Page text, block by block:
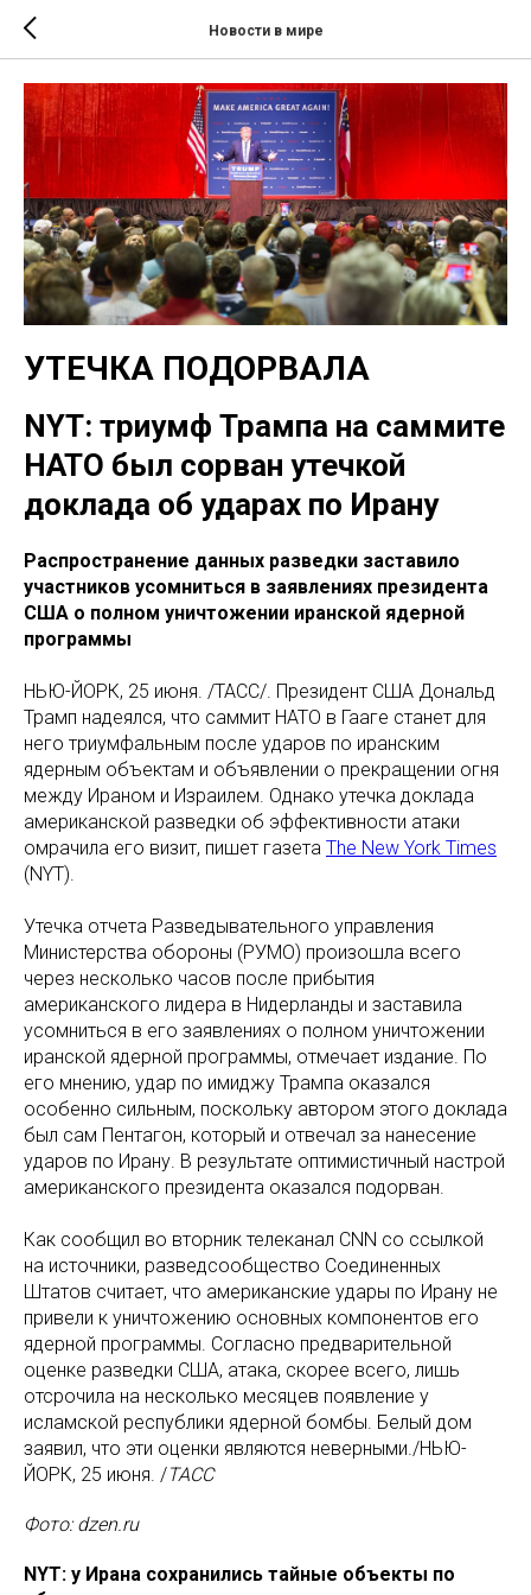
Новости в мире
УТЕЧКА ПОДОРВАЛА
NYT: триумф Трампа на саммите
НАТО был сорван утечкой
доклада об ударах по Ирану
Распространение данных разведки заставило
участников усомниться в заявлениях президента
США о полном уничтожении иранской ядерной
программы
НЬЮ-ЙОРК, 25 июня. /ТАСС/. Президент США Дональд
Трамп надеялся, что саммит НАТО в Гааге станет для
него триумфальным после ударов по иранским
ядерным объектам и объявлении о прекращении огня
между Ираном и Израилем. Однако утечка доклада
американской разведки об эффективности атаки
омрачила его визит, пишет газета The New York Times
(NYT).
Утечка отчета Разведывательного управления
Министерства обороны (РУМО) произошла всего
через несколько часов после прибытия
американского лидера в Нидерланды и заставила
усомниться в его заявлениях о полном уничтожении
иранской ядерной программы, отмечает издание. По
его мнению, удар по имиджу Трампа оказался
особенно сильным, поскольку автором этого доклада
был сам Пентагон, который и отвечал за нанесение
ударов по Ирану. В результате оптимистичный настрой
американского президента оказался подорван.
Как сообщил во вторник телеканал CNN со ссылкой
на источники, разведсообщество Соединенных
Штатов считает, что американские удары по Ирану не
привели к уничтожению основных компонентов его
ядерной программы. Согласно предварительной
оценке разведки США, атака, скорее всего, лишь
отсрочила на несколько месяцев появление у
исламской республики ядерной бомбы. Белый дом
заявил, что эти оценки являются неверными./НЬЮ-
ЙОРК, 25 июня. /ТАСС
Фото: dzen.ru
NYT: у Ирана сохранились тайные объекты по